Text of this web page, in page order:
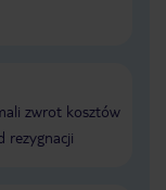
zwrot kosztów
rezygnacji